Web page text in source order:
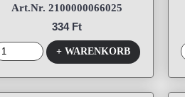
Art.Nr. 2100000066025
334 Ft
+ WARENKORB